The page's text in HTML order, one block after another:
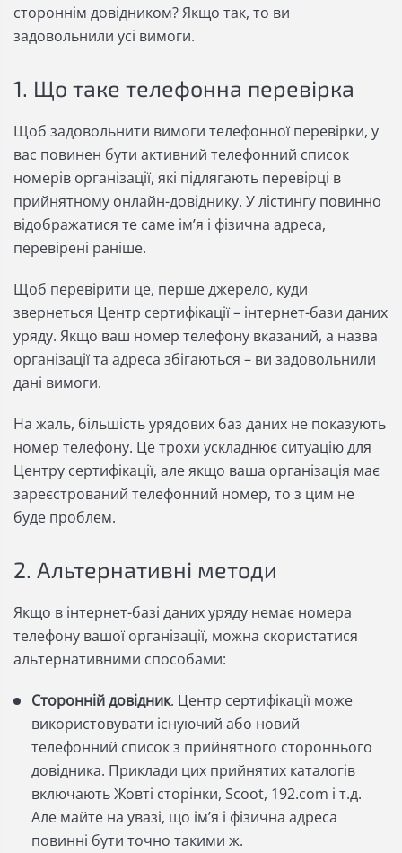
стороннім довідником? Якщо так, то ви
задовольнили усі вимоги.
1. Що таке телефонна перевірка
Щоб задовольнити вимоги телефонної перевірки, у
вас повинен бути активний телефонний список
номерів організації, які підлягають перевірці в
прийнятному онлайн-довіднику. У лістингу повинно
відображатися те саме ім’я і фізична адреса,
перевірені раніше.
Щоб перевірити це, перше джерело, куди
звернеться Центр сертифікації – інтернет-бази даних
уряду. Якщо ваш номер телефону вказаний, а назва
організації та адреса збігаються – ви задовольнили
дані вимоги.
На жаль, більшість урядових баз даних не показують
номер телефону. Це трохи ускладнює ситуацію для
Центру сертифікації, але якщо ваша організація має
зареєстрований телефонний номер, то з цим не
буде проблем.
2. Альтернативні методи
Якщо в інтернет-базі даних уряду немає номера
телефону вашої організації, можна скористатися
альтернативними способами:
Сторонній довідник. Центр сертифікації може
використовувати існуючий або новий
телефонний список з прийнятного стороннього
довідника. Приклади цих прийнятих каталогів
включають Жовті сторінки, Scoot, 192.com і т.д.
Але майте на увазі, що ім’я і фізична адреса
повинні бути точно такими ж.